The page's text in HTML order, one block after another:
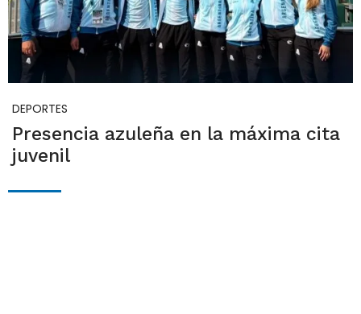
DEPORTES
Presencia azuleña en la máxima cita
juvenil